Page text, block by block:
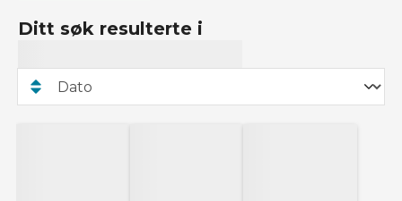
Ditt søk resulterte i